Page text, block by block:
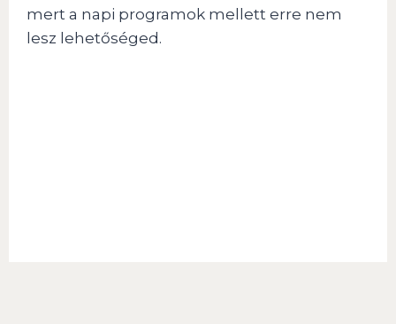
mert a napi programok mellett erre nem
lesz lehetőséged.